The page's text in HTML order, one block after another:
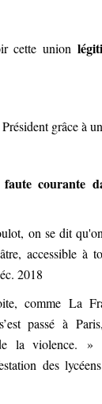
cette union
grâce à
courante
on se dit
accessible à
2018
comme La
passé à
la violence. »
des